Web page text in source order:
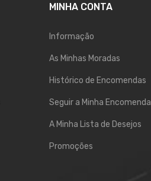
MINHA CONTA
Informação
As Minhas Moradas
Histórico de Encomendas
Seguir a Minha Encomenda
A Minha Lista de Desejos
Promoções